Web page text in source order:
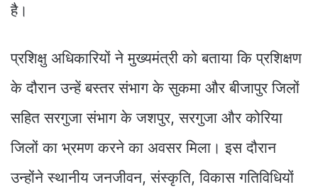
है।
प्रशिक्षु अधिकारियों ने मुख्यमंत्री को बताया कि प्रशिक्षण
के दौरान उन्हें बस्तर संभाग के सुकमा और बीजापुर जिलों
सहित सरगुजा संभाग के जशपुर, सरगुजा और कोरिया
जिलों का भ्रमण करने का अवसर मिला। इस दौरान
उन्होंने स्थानीय जनजीवन, संस्कृति, विकास गतिविधियों